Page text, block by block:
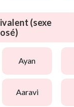
(sexe
ayan
aaravi